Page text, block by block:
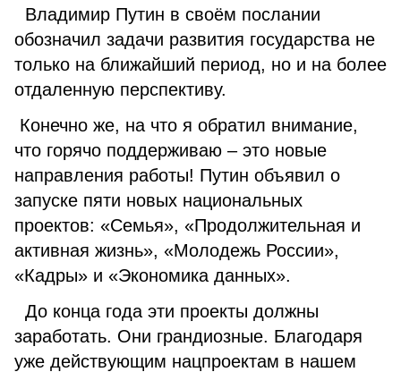
Владимир Путин в своём послании
обозначил задачи развития государства не
только на ближайший период, но и на более
отдаленную перспективу.
Конечно же, на что я обратил внимание,
что горячо поддерживаю – это новые
направления работы! Путин объявил о
запуске пяти новых национальных
проектов: «Семья», «Продолжительная и
активная жизнь», «Молодежь России»,
«Кадры» и «Экономика данных».
До конца года эти проекты должны
заработать. Они грандиозные. Благодаря
уже действующим нацпроектам в нашем